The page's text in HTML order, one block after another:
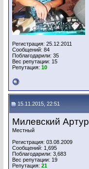
Регистрация: 25.12.2011
Сообщений: 84
Поблагодарили: 35
Вес репутации: 15
Репутация: 10
15.11.2015, 22:51
Милевский Артур
Местный
Регистрация: 03.08.2009
Сообщений: 1,695
Поблагодарили: 3,683
Вес репутации: 19
Репутация: 21